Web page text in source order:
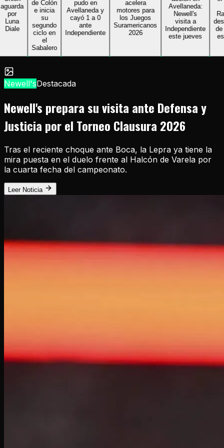
de Colón
e inicia
segundo
ciclo en
Sabalero
pudo en
Avellaneda y
cayó 1 a 0
ante
Independiente
acelera
motores para
los Juegos
Suramericanos
2026
Avellaneda:
Newell's
visita a
Independiente
este jueves
de
es
Newell'sDestacada
Newell's prepara su visita ante Defensa y
Justicia por el Torneo Clausura 2026
Tras el reciente choque ante Boca, la Lepra ya tiene la
mira puesta en el duelo frente al Halcón de Varela por
la cuarta fecha del campeonato.
Leer Noticia